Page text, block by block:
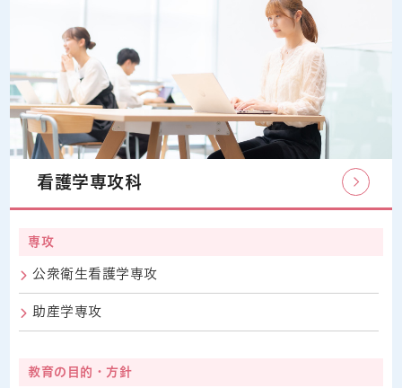
看護学専攻科
専攻
公衆衛生看護学専攻
助産学専攻
教育の目的・方針